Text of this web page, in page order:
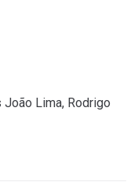
Lima, Rodrigo